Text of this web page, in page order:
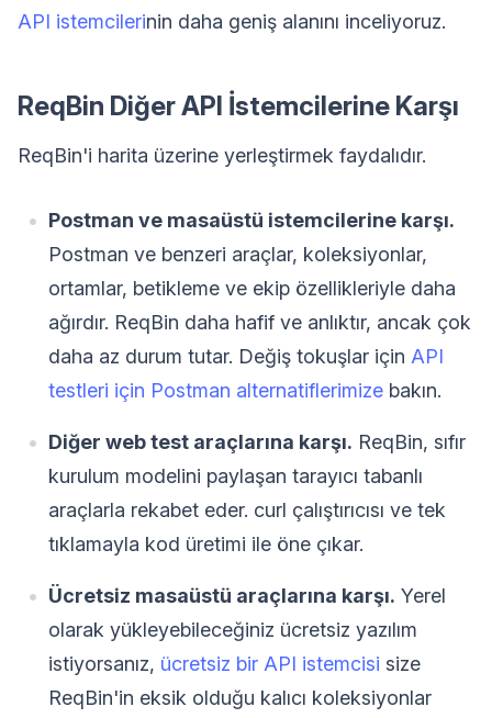
API istemcilerinin daha geniş alanını inceliyoruz.
ReqBin Diğer API İstemcilerine Karşı
ReqBin'i harita üzerine yerleştirmek faydalıdır.
Postman ve masaüstü istemcilerine karşı.
Postman ve benzeri araçlar, koleksiyonlar,
ortamlar, betikleme ve ekip özellikleriyle daha
ağırdır. ReqBin daha hafif ve anlıktır, ancak çok
daha az durum tutar. Değiş tokuşlar için API
testleri için Postman alternatiflerimize bakın.
Diğer web test araçlarına karşı. ReqBin, sıfır
kurulum modelini paylaşan tarayıcı tabanlı
araçlarla rekabet eder. curl çalıştırıcısı ve tek
tıklamayla kod üretimi ile öne çıkar.
Ücretsiz masaüstü araçlarına karşı. Yerel
olarak yükleyebileceğiniz ücretsiz yazılım
istiyorsanız, ücretsiz bir API istemcisi size
ReqBin'in eksik olduğu kalıcı koleksiyonlar